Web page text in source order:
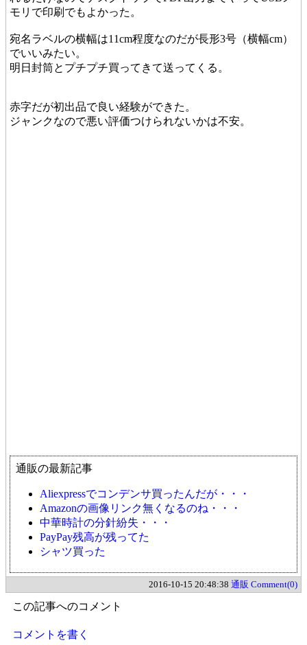
モリで印刷でもよかった。
宛名ラベルの横幅は11cm程度なのだが長形3号（横幅cm）
でいいみたい。
明日封筒とプチプチ買ってきて送ってくる。
赤字だが初出品で良い経験ができた。
ジャンクなので悪い評価つけられないかは不安。
通販の最新記事
Aliexpressでコンデンサ買ったんだが・・・
Amazonの画像リンク無くなるのね・・・
中華時計の分針紛失・・・
PayPay残高が残ってた
シャツ買った
2016-10-15 20:48:38 通販 Comment(0)
この記事へのコメント
コメントを書く